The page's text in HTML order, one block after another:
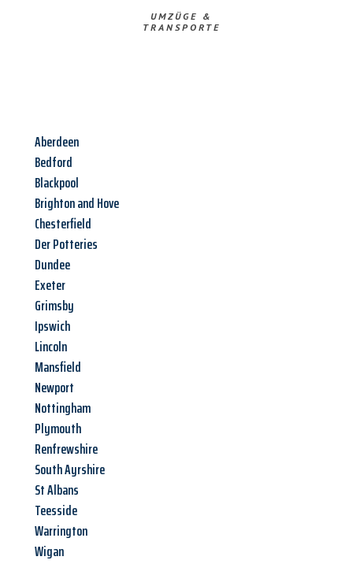
UMZÜGE &
TRANSPORTE
Aberdeen
Bedford
Blackpool
Brighton and Hove
Chesterfield
Der Potteries
Dundee
Exeter
Grimsby
Ipswich
Lincoln
Mansfield
Newport
Nottingham
Plymouth
Renfrewshire
South Ayrshire
St Albans
Teesside
Warrington
Wigan